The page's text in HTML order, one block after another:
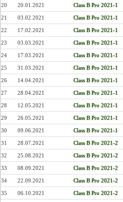
20 20.01.2021 Class B Pro 2021-1
21 03.02.2021 Class B Pro 2021-1
22 17.02.2021 Class B Pro 2021-1
23 03.03.2021 Class B Pro 2021-1
24 17.03.2021 Class B Pro 2021-1
25 31.03.2021 Class B Pro 2021-1
26 14.04.2021 Class B Pro 2021-1
27 28.04.2021 Class B Pro 2021-1
28 12.05.2021 Class B Pro 2021-1
29 26.05.2021 Class B Pro 2021-1
30 09.06.2021 Class B Pro 2021-1
31 28.07.2021 Class B Pro 2021-2
32 25.08.2021 Class B Pro 2021-2
33 08.09.2021 Class B Pro 2021-2
34 22.09.2021 Class B Pro 2021-2
35 06.10.2021 Class B Pro 2021-2